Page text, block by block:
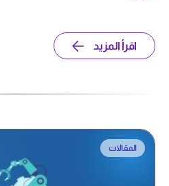
اقرأ المزيد
المقالات